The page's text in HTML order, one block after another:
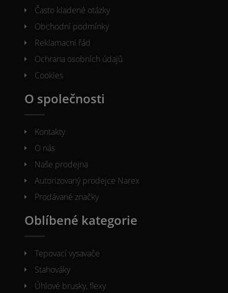
Často kladené otázky
Obchodní podmínky
Reklamacni řád
Ochrana osobních údajů
Cookies
O společnosti
Kontakty
O nás
Naše prodejna
Autorizovaný prodejce Narex
Prodávané značky
Oblíbené kategorie
Tepovací vysavače
Stahováky
Úhlové brusky, flexy